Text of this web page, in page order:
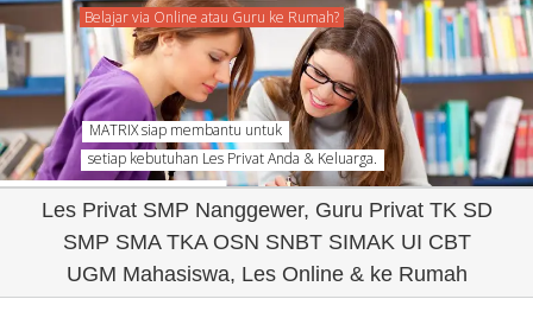
MATRIX siap membantu untuk
setiap kebutuhan Les Privat Anda & Keluarga.
Les Privat SMP Nanggewer, Guru Privat TK SD
SMP SMA TKA OSN SNBT SIMAK UI CBT
UGM Mahasiswa, Les Online & ke Rumah